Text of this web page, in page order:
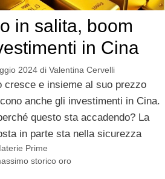
in salita, boom
in Cina
2024 di Valentina Cervelli
cresce e insieme al suo prezzo
anche gli investimenti in Cina.
questo sta accadendo? La
in parte sta nella sicurezza
Prime
storico oro